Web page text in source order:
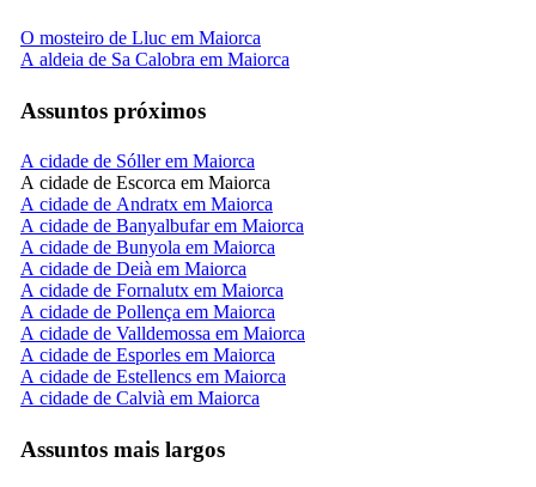
O mosteiro de Lluc em Maiorca
A aldeia de Sa Calobra em Maiorca
Assuntos próximos
A cidade de Sóller em Maiorca
A cidade de Escorca em Maiorca
A cidade de Andratx em Maiorca
A cidade de Banyalbufar em Maiorca
A cidade de Bunyola em Maiorca
A cidade de Deià em Maiorca
A cidade de Fornalutx em Maiorca
A cidade de Pollença em Maiorca
A cidade de Valldemossa em Maiorca
A cidade de Esporles em Maiorca
A cidade de Estellencs em Maiorca
A cidade de Calvià em Maiorca
Assuntos mais largos